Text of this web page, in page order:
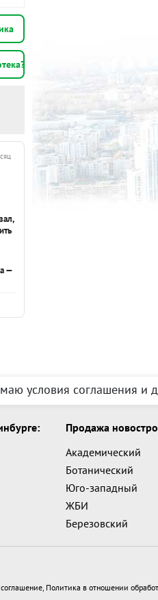
—
условия соглашения и
Продажа
Академический
Ботанический
Юго-западный
ЖБИ
Березовский
, Политика в отношении